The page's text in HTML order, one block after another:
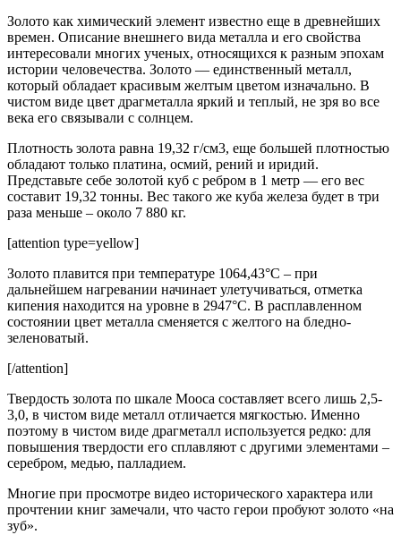
Золото как химический элемент известно еще в древнейших
времен. Описание внешнего вида металла и его свойства
интересовали многих ученых, относящихся к разным эпохам
истории человечества. Золото — единственный металл,
который обладает красивым желтым цветом изначально. В
чистом виде цвет драгметалла яркий и теплый, не зря во все
века его связывали с солнцем.
Плотность золота равна 19,32 г/см3, еще большей плотностью
обладают только платина, осмий, рений и иридий.
Представьте себе золотой куб с ребром в 1 метр — его вес
составит 19,32 тонны. Вес такого же куба железа будет в три
раза меньше – около 7 880 кг.
[attention type=yellow]
Золото плавится при температуре 1064,43°С – при
дальнейшем нагревании начинает улетучиваться, отметка
кипения находится на уровне в 2947°С. В расплавленном
состоянии цвет металла сменяется с желтого на бледно-
зеленоватый.
[/attention]
Твердость золота по шкале Мооса составляет всего лишь 2,5-
3,0, в чистом виде металл отличается мягкостью. Именно
поэтому в чистом виде драгметалл используется редко: для
повышения твердости его сплавляют с другими элементами –
серебром, медью, палладием.
Многие при просмотре видео исторического характера или
прочтении книг замечали, что часто герои пробуют золото «на
зуб».